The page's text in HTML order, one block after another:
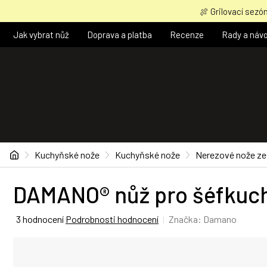
obsah
🍖 Grilovací
Jak vybrat nůž Doprava a platba Recenze Rady a
DomůKuchyňské nože Kuchyňské nože Nerezové nože
DAMANO® nůž pro
Průměrné
3 hodnocení Podrobnosti hodnocení Značka: Damano